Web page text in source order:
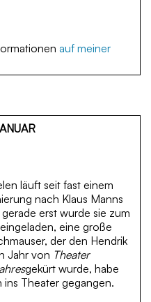
auf meiner
läuft seit fast einem
nach Klaus Manns
gerade erst wurde sie zum
eine große
der den Hendrik
Jahr von Theater
gekürt wurde, habe
Theater gegangen.